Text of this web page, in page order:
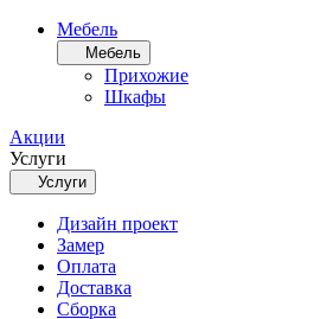
Мебель
Мебель
Прихожие
Шкафы
Акции
Услуги
Услуги
Дизайн проект
Замер
Оплата
Доставка
Сборка